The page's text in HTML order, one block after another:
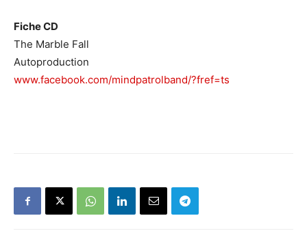
Fiche CD
The Marble Fall
Autoproduction
www.facebook.com/mindpatrolband/?fref=ts